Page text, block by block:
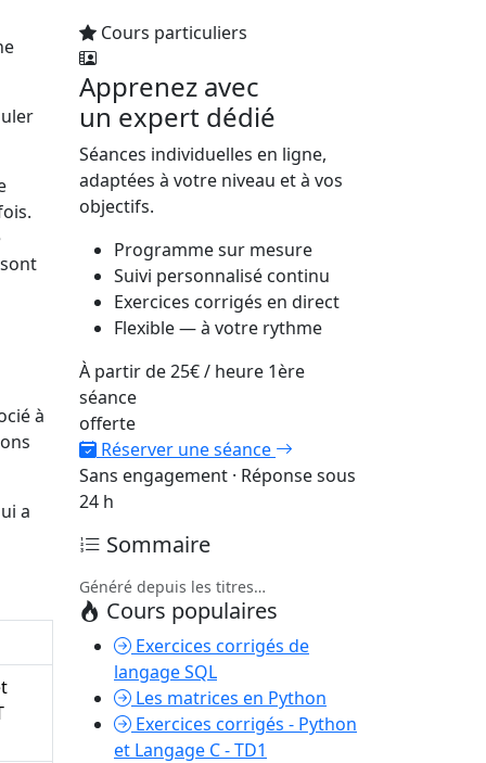
à
a
Cours particuliers
Apprenez avec
un expert dédié
Séances individuelles en ligne,
adaptées à votre niveau et à vos
objectifs.
Programme sur mesure
Suivi personnalisé continu
Exercices corrigés en direct
Flexible — à votre rythme
À partir de25€/ heure 1ère
séance
offerte
Réserver une séance
Sans engagement · Réponse sous
24 h
Sommaire
Généré depuis les titres…
Cours populaires
Exercices corrigés de
langage SQL
Les matrices en Python
Exercices corrigés - Python
et Langage C - TD1